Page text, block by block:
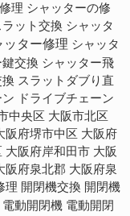
理 シャッターの修
ット交換 シャッタ
ッター修理 シャッタ
鍵交換 シャッター飛
換 スラットダブり直
ン
ドライブチェーン
中央区 大阪市北区
阪府堺市中区 大阪府
大阪府岸和田市 大阪
阪府泉北郡 大阪府泉
理 開閉機交換 開閉機
電動開閉機 電動開閉